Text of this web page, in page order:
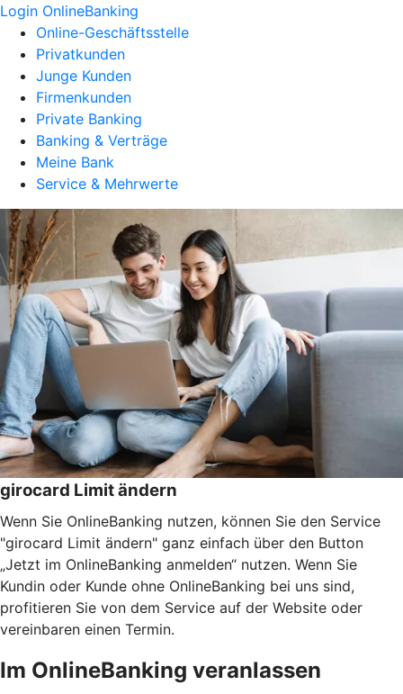
Login OnlineBanking
Online-Geschäftsstelle
Privatkunden
Junge Kunden
Firmenkunden
Private Banking
Banking & Verträge
Meine Bank
Service & Mehrwerte
girocard Limit ändern
Wenn Sie OnlineBanking nutzen, können Sie den Service
"girocard Limit ändern" ganz einfach über den Button
„Jetzt im OnlineBanking anmelden“ nutzen. Wenn Sie
Kundin oder Kunde ohne OnlineBanking bei uns sind,
profitieren Sie von dem Service auf der Website oder
vereinbaren einen Termin.
Im OnlineBanking veranlassen